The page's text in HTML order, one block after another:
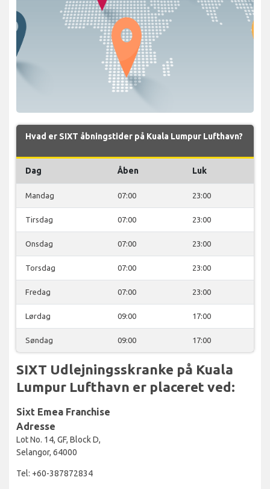
Hvad er SIXT åbningstider på Kuala Lumpur Lufthavn?
Dag Åben Luk
Mandag 07:00 23:00
Tirsdag 07:00 23:00
Onsdag 07:00 23:00
Torsdag 07:00 23:00
Fredag 07:00 23:00
Lørdag 09:00 17:00
Søndag 09:00 17:00
SIXT Udlejningsskranke på Kuala
Lumpur Lufthavn er placeret ved:
Sixt Emea Franchise
Adresse
Lot No. 14, GF, Block D,
Selangor, 64000
Tel: +60-387872834